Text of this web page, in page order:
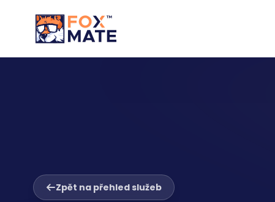
Zpět na přehled služeb